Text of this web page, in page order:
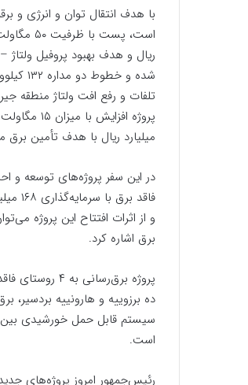
میلیارد ریال با هدف تأمین برق
و از اثرات افتتاح این پروژه
برق اشاره کرد.
است.